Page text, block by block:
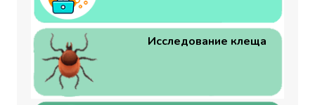
Исследование клеща